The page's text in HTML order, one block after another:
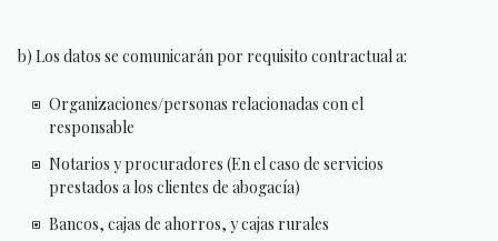
b) Los datos se comunicarán por requisito contractual a:
Organizaciones/personas relacionadas con el
responsable
Notarios y procuradores (En el caso de servicios
prestados a los clientes de abogacía)
Bancos, cajas de ahorros, y cajas rurales